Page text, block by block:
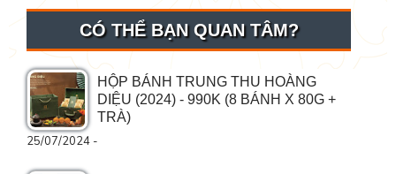
CÓ THỂ BẠN QUAN TÂM?
HỘP BÁNH TRUNG THU HOÀNG
DIỆU (2024) - 990K (8 BÁNH X 80G +
TRÀ)
25/07/2024 -